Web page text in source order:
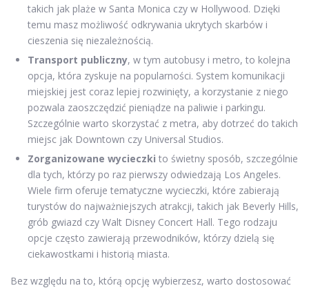
takich jak plaże w Santa Monica czy w Hollywood. Dzięki
temu masz możliwość odkrywania ukrytych skarbów i
cieszenia się niezależnością.
Transport publiczny, w tym autobusy i metro, to kolejna
opcja, która zyskuje na popularności. System komunikacji
miejskiej jest coraz lepiej rozwinięty, a korzystanie z niego
pozwala zaoszczędzić pieniądze na paliwie i parkingu.
Szczególnie warto skorzystać z metra, aby dotrzeć do takich
miejsc jak Downtown czy Universal Studios.
Zorganizowane wycieczki to świetny sposób, szczególnie
dla tych, którzy po raz pierwszy odwiedzają Los Angeles.
Wiele firm oferuje tematyczne wycieczki, które zabierają
turystów do najważniejszych atrakcji, takich jak Beverly Hills,
grób gwiazd czy Walt Disney Concert Hall. Tego rodzaju
opcje często zawierają przewodników, którzy dzielą się
ciekawostkami i historią miasta.
Bez względu na to, którą opcję wybierzesz, warto dostosować